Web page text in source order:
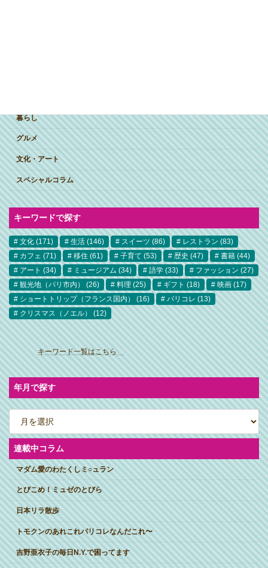
暮らし
グルメ
文化・アート
スペシャルコラム
キーワードで探す
文化 (171) 生活 (146) スイーツ (86) レストラン (83)
カフェ (71) 移住 (61) 子育て (53) 歴史 (47) 書籍 (44)
アート (34) ミュージアム (34) 語学 (33) ファッション (27)
観光地（パリ市内）
(26) 料理 (25) ギフト (18) 映画 (17)
ショートトリップ（フランス国内）
(16) パリコレ (13)
クリスマス（ノエル）
(12)
ア
イ
コ
ン
リ
ン
ク
キーワード一覧はこちら
年月で探す
ア
ー
カ
イ
ブ連載中コラム
マダム愛のわたくしミ○ュラン
とびこめ！ミュゼのとびら
日本リラ散歩
トモクンのあれこれパリコレなんだこれ〜
吉野亜衣子の毎日N.Y.で困ってます